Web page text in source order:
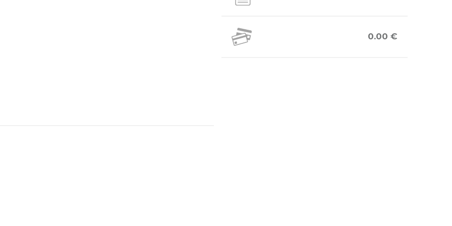
0.00 €